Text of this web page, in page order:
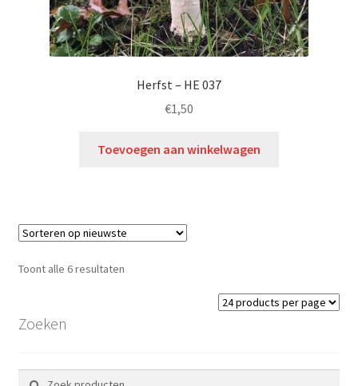
Herfst – HE 037
€1,50
Toevoegen aan winkelwagen
Toont alle 6 resultaten
Zoeken